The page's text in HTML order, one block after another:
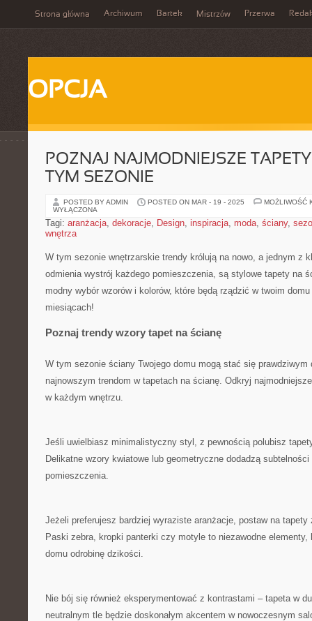
Strona główna Archiwum Bartek Mistrzów Przerwa
OPCJA
POZNAJ NAJMODNIEJSZE
TYM SEZONIE
POSTED BY ADMIN POSTED ON MAR - 19 - 2025
MOŻLIWOŚĆ
WYŁĄCZONA
Tagi: aranżacja, dekoracje, Design, inspiracja, moda, ściany,
wnętrza
W⁣ tym sezonie⁤ wnętrzarskie trendy królują na nowo, a jednym z
odmienia wystrój każdego pomieszczenia, są stylowe⁣ tapety na
modny wybór wzorów i kolorów, które będą rządzić ​w twoim
miesiącach!
Poznaj trendy wzory‌ tapet na​ ścianę
W tym sezonie ściany Twojego domu⁣ mogą stać się prawdziwym
najnowszym ⁣trendom w tapetach​ na ⁣ścianę. Odkryj
w każdym wnętrzu.
Jeśli uwielbiasz minimalistyczny styl, ⁢z ⁤pewnością ⁤polubisz‌
Delikatne wzory kwiatowe lub geometryczne dodadzą
pomieszczenia.
Jeżeli‍ preferujesz bardziej wyraziste‍ aranżacje, postaw na⁣
Paski zebra, kropki panterki czy motyle to niezawodne elementy,
domu odrobinę⁣ dzikości.
Nie bój się również eksperymentować z kontrastami – tapeta w
neutralnym tle będzie doskonałym akcentem w nowoczesnym